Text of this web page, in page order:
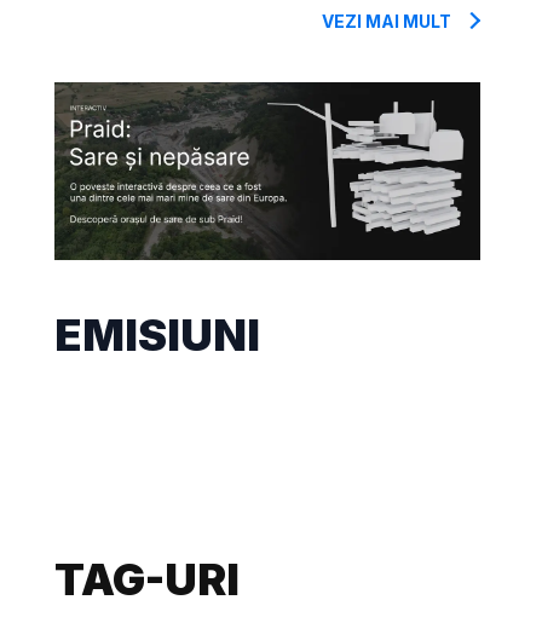
VEZI MAI MULT
EMISIUNI
TAG-URI